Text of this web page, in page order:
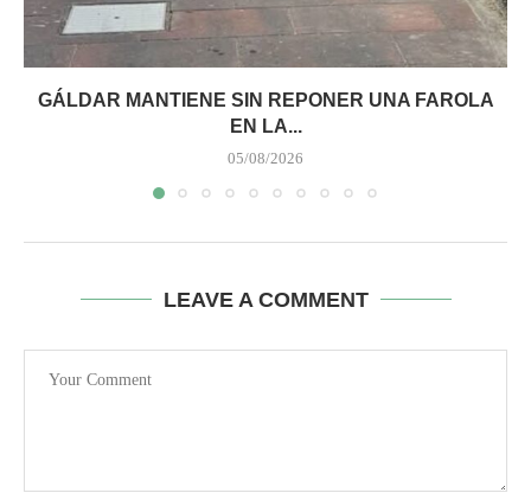
GÁLDAR MANTIENE SIN REPONER UNA FAROLA
EN LA...
05/08/2026
LEAVE A COMMENT